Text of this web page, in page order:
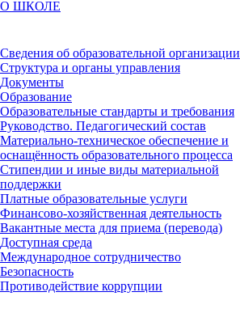
О ШКОЛЕ
Сведения об образовательной организации
Структура и органы управления
Документы
Образование
Образовательные стандарты и требования
Руководство. Педагогический состав
Материально-техническое обеспечение и
оснащённость образовательного процесса
Стипендии и иные виды материальной
поддержки
Платные образовательные услуги
Финансово-хозяйственная деятельность
Вакантные места для приема (перевода)
Доступная среда
Международное сотрудничество
Безопасность
Противодействие коррупции